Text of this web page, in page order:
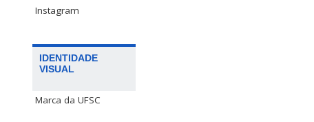
Instagram
IDENTIDADE
VISUAL
Marca da UFSC